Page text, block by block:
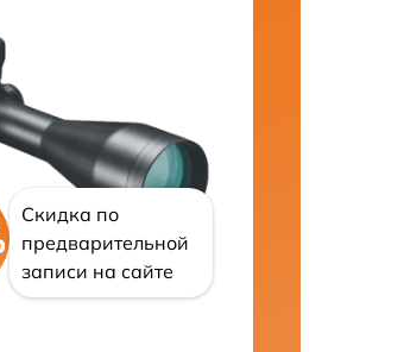
Скидка по
предварительной
записи на сайте